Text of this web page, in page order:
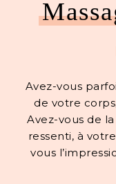
Avez-vous
de votre
Avez-vous de
ressenti, à
vous